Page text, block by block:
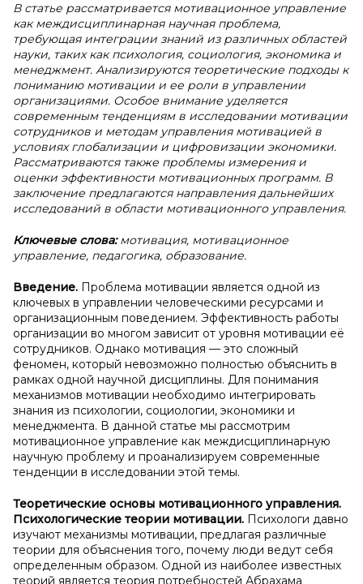
В статье рассматривается мотивационное управление
как междисциплинарная научная проблема,
требующая интеграции знаний из различных областей
науки, таких как психология, социология, экономика и
менеджмент. Анализируются теоретические подходы к
пониманию мотивации и ее роли в управлении
организациями. Особое внимание уделяется
современным тенденциям в исследовании мотивации
сотрудников и методам управления мотивацией в
условиях глобализации и цифровизации экономики.
Рассматриваются также проблемы измерения и
оценки эффективности мотивационных программ. В
заключение предлагаются направления дальнейших
исследований в области мотивационного управления.
Ключевые слова:мотивация, мотивационное
управление, педагогика, образование.
Введение. Проблема мотивации является одной из
ключевых в управлении человеческими ресурсами и
организационным поведением. Эффективность работы
организации во многом зависит от уровня мотивации её
сотрудников. Однако мотивация — это сложный
феномен, который невозможно полностью объяснить в
рамках одной научной дисциплины. Для понимания
механизмов мотивации необходимо интегрировать
знания из психологии, социологии, экономики и
менеджмента. В данной статье мы рассмотрим
мотивационное управление как междисциплинарную
научную проблему и проанализируем современные
тенденции в исследовании этой темы.
Теоретические основы мотивационного управления.
Психологические теории мотивации. Психологи давно
изучают механизмы мотивации, предлагая различные
теории для объяснения того, почему люди ведут себя
определенным образом. Одной из наиболее известных
теорий является теория потребностей Абрахама